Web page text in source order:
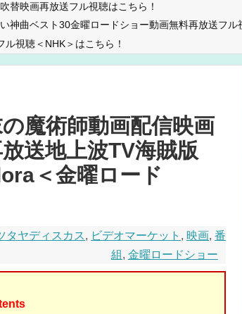
替映画再放送フル視聴はこちら！
神曲ベスト30金曜ロードショー動画無料再放送フル
視聴＜NHK＞はこちら！
魔術師動画配信映画
送地上波TV海賊版
＜金曜ロード
タヤディスカス, ビデオマーケット , 映画, 番
組 , 金曜ロードショー